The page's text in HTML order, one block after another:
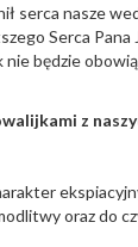
serca nasze
Serca Pana
będzie
z
oraz do